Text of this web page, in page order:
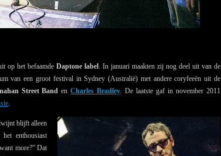
op het befaamdeDaptone label. In januari maakten zij nog deel uit van de
van een groot festival in Sydney (Australië) met andere coryfeeën uit de
Street Band enCharles Bradley. De laatste gaf in november 2011
.
blijft alleen
enthousiast
more?” Dat